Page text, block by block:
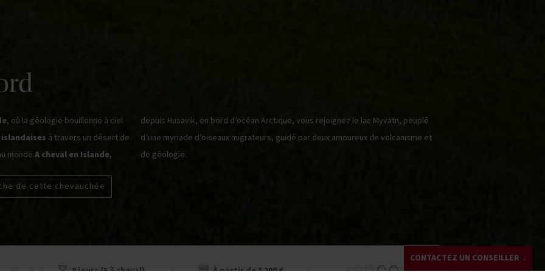
, où la géologie bouillonne à ciel
à travers un désert de
monde.A cheval en Islande,
depuis Husavik, en bord d’océan Arctique, vous rejoignez le lac Myvatn, peuplé
d’une myriade d’oiseaux migrateurs, guidé par deux amoureux de volcanisme et
de géologie.
de cette chevauchée
CONTACTEZ UN CONSEILLER